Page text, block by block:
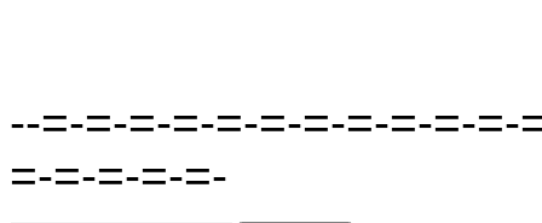
--=-=-=-=-=-=-=-=-=-=-
=-=-=-=-=-